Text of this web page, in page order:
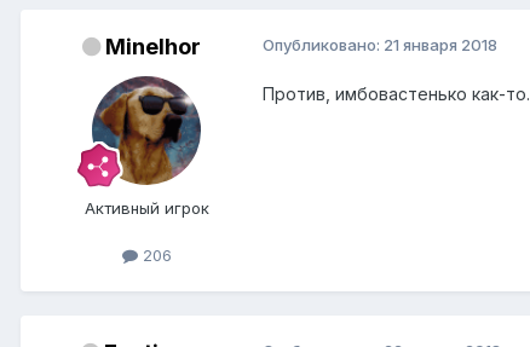
MineIhor
Активный игрок
206
Опубликовано: 21 января 2018
Против, имбовастенько как-то.